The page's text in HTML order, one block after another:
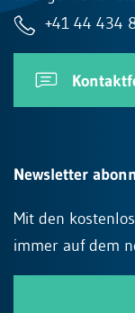
+41 44 434
Newsletter
Mit den
immer auf dem